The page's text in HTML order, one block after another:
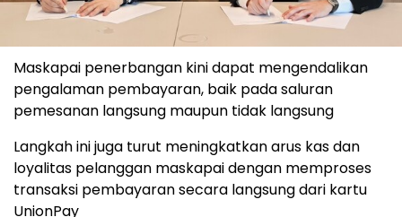
Maskapai penerbangan kini dapat mengendalikan
pengalaman pembayaran, baik pada saluran
pemesanan langsung maupun tidak langsung
Langkah ini juga turut meningkatkan arus kas dan
loyalitas pelanggan maskapai dengan memproses
transaksi pembayaran secara langsung dari kartu
UnionPay